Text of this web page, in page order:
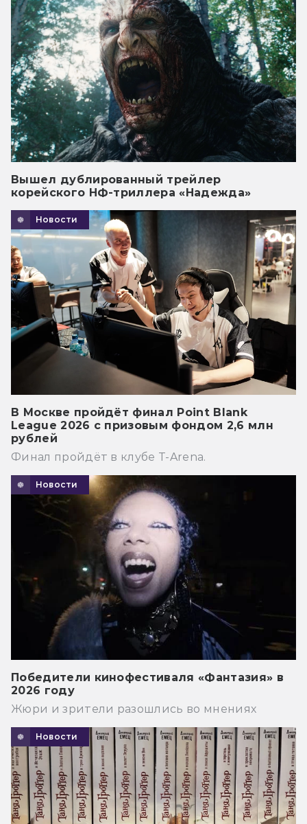
Вышел дублированный трейлер
корейского НФ-триллера «Надежда»
Новости
В Москве пройдёт финал Point Blank
League 2026 с призовым фондом 2,6 млн
рублей
Финал пройдёт в клубе T-Arena.
Новости
Победители кинофестиваля «Фантазия» в
2026 году
Жюри и зрители разошлись во мнениях
Новости